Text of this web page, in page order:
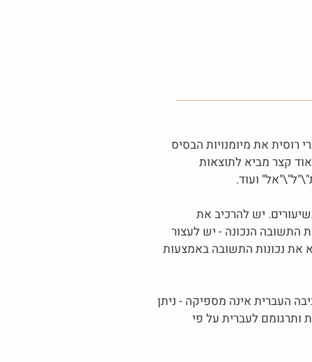
רוסית את מיומנויות הבסיס
קצר מביא לתוצאות
ועוד.
יש להרכיב את
התשובה הנכונה - יש לעצור
את נכונות התשובה באמצעות
העברית אינה מספיקה - ניתן
ותרגומם לעברית על פי